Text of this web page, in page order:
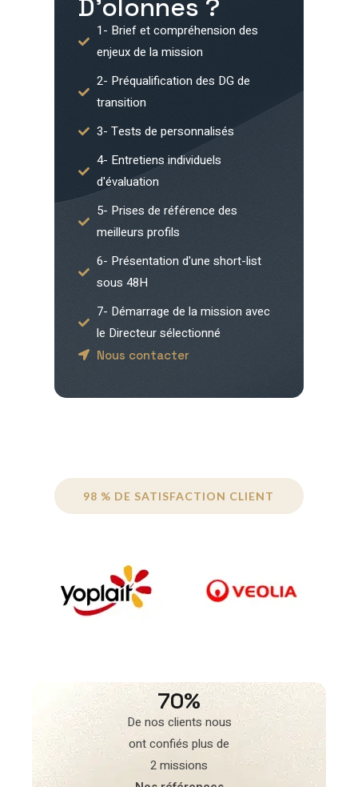
D'olonnes ?
1- Brief et compréhension des
enjeux de la mission
2- Préqualification des DG de
transition
3- Tests de personnalisés
4- Entretiens individuels
d'évaluation
5- Prises de référence des
meilleurs profils
6- Présentation d'une short-list
sous 48H
7- Démarrage de la mission avec
le Directeur sélectionné
Nous contacter
98 % DE SATISFACTION CLIENT
70%
De nos clients nous
ont confiés plus de
2 missions